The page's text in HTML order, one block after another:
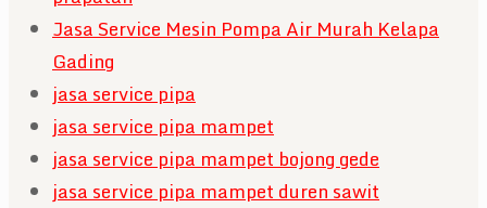
Jasa Service Mesin Pompa Air Murah Kelapa
Gading
jasa service pipa
jasa service pipa mampet
jasa service pipa mampet bojong gede
jasa service pipa mampet duren sawit